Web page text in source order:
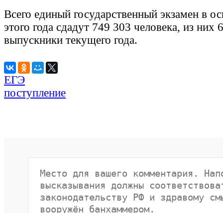
Всего единый государственный экзамен в
этого года сдадут 749 303 человека, из
выпускники текущего года.
ЕГЭ
поступление